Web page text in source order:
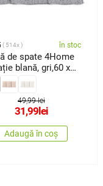
514x în stoc
de spate 4Home
blană, gri,60 x
49,99 lei
31,99 lei
Adaugă în coș